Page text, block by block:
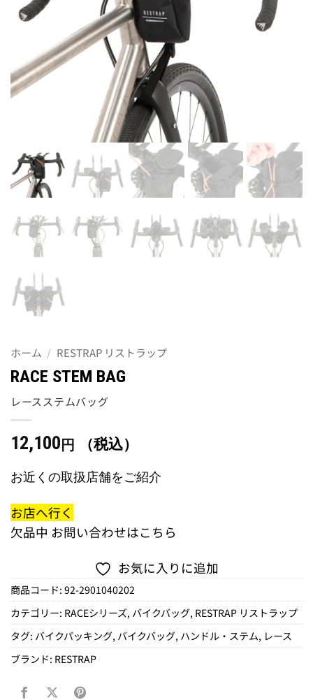
ホーム / RESTRAP リストラップ
RACE STEM BAG
レースステムバッグ
12,100 円 （税込）
お近くの取扱店舗をご紹介
お店へ行く
欠品中 お問い合わせはこちら
お気に入りに追加
商品コード: 92-2901040202
カテゴリー: RACEシリーズ, バイクバッグ, RESTRAP リストラップ
タグ: バイクパッキング, バイクバッグ, ハンドル・ステム, レース
ブランド: RESTRAP